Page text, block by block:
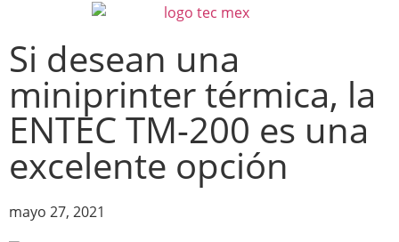
Si desean una
miniprinter térmica, la
ENTEC TM-200 es una
excelente opción
mayo 27, 2021